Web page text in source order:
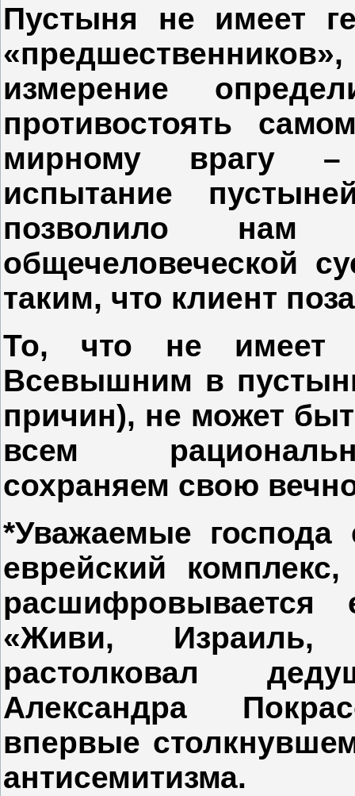
Пустыня не имеет
измерение
противостоять
мирному врагу –
испытание
позволило нам
общечеловеческой
таким, что клиент
То, что не имеет
Всевышним в
причин), не может
всем
сохраняем свою
*Уважаемые
еврейский
расшифровывается
«Живи,
растолковал
Александра
впервые
антисемитизма.